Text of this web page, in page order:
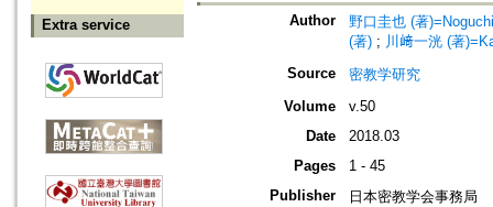
Extra service Author
野口圭也 (著
(著) ; 川﨑一洸 (著
Source
密教学研究
Volume
v.50
Date
2018.03
Pages
1 - 45
Publisher
日本密教学会事務局